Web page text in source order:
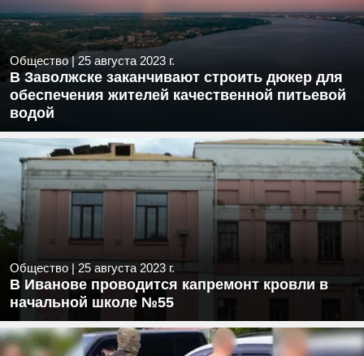
Общество| 25 августа 2023 г.
В Заволжске заканчивают строить дюкер для
обеспечения жителей качественной питьевой
водой
Общество | 25 августа 2023 г.
В Иванове проводится капремонт кровли в
начальной школе №55